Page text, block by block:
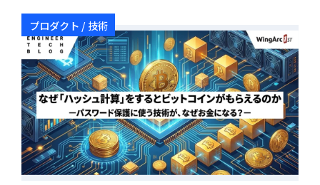
Copyright© WingArc1st Inc. All Rights Reserved.
プロダクト / 技術